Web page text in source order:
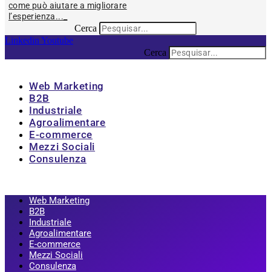
come può aiutare a migliorare
l’esperienza...
Cerca
Linkedin Youtube
Cerca
Web Marketing
B2B
Industriale
Agroalimentare
E-commerce
Mezzi Sociali
Consulenza
Web Marketing
B2B
Industriale
Agroalimentare
E-commerce
Mezzi Sociali
Consulenza